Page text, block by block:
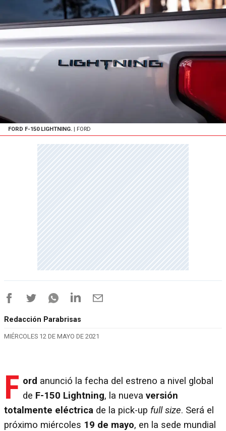
FORD F-150 LIGHTNING. | FORD
Redacción Parabrisas
MIÉRCOLES 12 DE MAYO DE 2021
F ord anunció la fecha del estreno a nivel global
de F-150 Lightning, la nueva versión
totalmente eléctrica de la pick-up full size. Será el
próximo miércoles 19 de mayo, en la sede mundial